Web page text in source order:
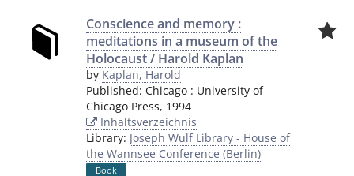
Conscience and memory :
meditations in a museum of the
Holocaust / Harold Kaplan
by Kaplan, Harold
Published: Chicago : University of
Chicago Press, 1994
Inhaltsverzeichnis
Library: Joseph Wulf Library - House of
the Wannsee Conference (Berlin)
Book